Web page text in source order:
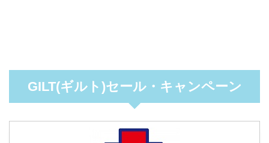
GILT(ギルト)セール・キャンペーン